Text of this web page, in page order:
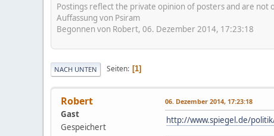
Postings reflect the private opinion of posters and are
Auffassung von Psiram
Begonnen von Robert, 06. Dezember 2014, 17:23:18
NACH UNTEN Seiten 1
Robert
Gast
Gespeichert
06. Dezember 2014, 17:23:18
http://www.spiegel.de/